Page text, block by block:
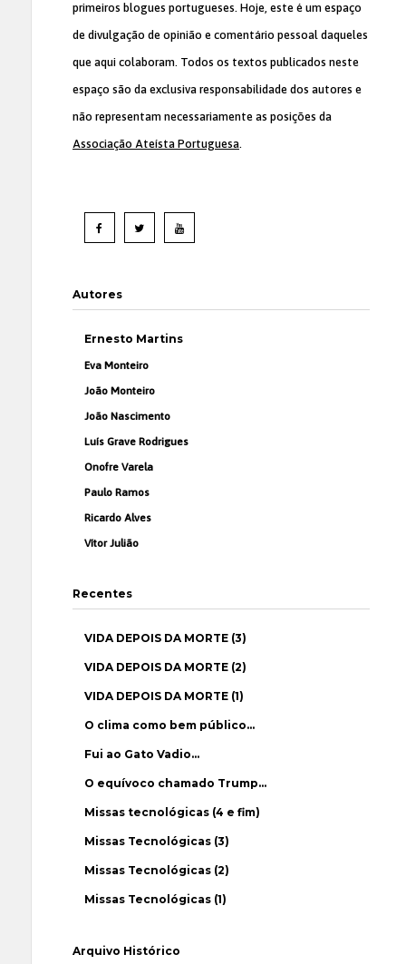
primeiros blogues portugueses. Hoje, este é um espaço
de divulgação de opinião e comentário pessoal daqueles
que aqui colaboram. Todos os textos publicados neste
espaço são da exclusiva responsabilidade dos autores e
não representam necessariamente as posições da
Associação Ateísta Portuguesa.
Autores
Ernesto Martins
Eva Monteiro
João Monteiro
João Nascimento
Luís Grave Rodrigues
Onofre Varela
Paulo Ramos
Ricardo Alves
Vítor Julião
Recentes
VIDA DEPOIS DA MORTE (3)
VIDA DEPOIS DA MORTE (2)
VIDA DEPOIS DA MORTE (1)
O clima como bem público…
Fui ao Gato Vadio…
O equívoco chamado Trump…
Missas tecnológicas (4 e fim)
Missas Tecnológicas (3)
Missas Tecnológicas (2)
Missas Tecnológicas (1)
Arquivo Histórico